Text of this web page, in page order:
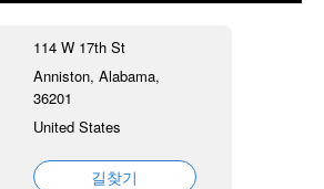
114 W 17th St
Anniston, Alabama,
36201
United States
길찾기